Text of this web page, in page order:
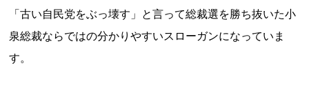
「古い自民党をぶっ壊す」と言って総裁選を勝ち抜いた小
泉総裁ならではの分かりやすいスローガンになっていま
す。